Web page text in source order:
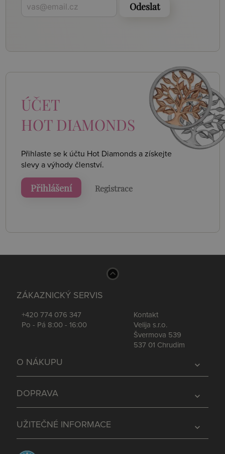
Odeslat
ÚČET
HOT DIAMONDS
Přihlaste se k účtu Hot Diamonds a získejte
slevy a výhody členství.
Přihlášení Registrace
ZÁKAZNICKÝ SERVIS
+420 774 076 347
Po - Pá 8:00 - 16:00
Kontakt
Velija s.r.o.
Švermova 539
537 01 Chrudim
expand_more
O NÁKUPU
expand_more
DOPRAVA
expand_more
UŽITEČNÉ INFORMACE